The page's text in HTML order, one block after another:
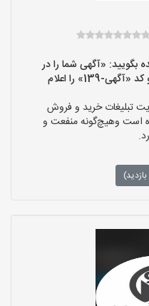
بگویید: «آگهی شما را در
سایت «کارتن سازی ها» دیده ام و کد «آگهی-139» را اعلام
تبلیغات خرید و فروش
است وهیچ‌گونه منفعت و